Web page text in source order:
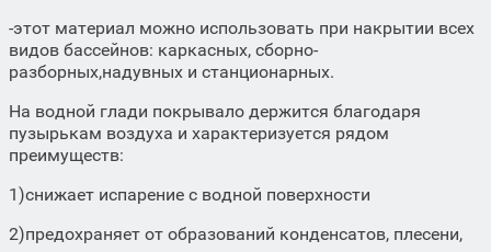
-этот материал можно использовать при накрытии всех
видов бассейнов: каркасных, сборно-
разборных,надувных и станционарных.
На водной глади покрывало держится благодаря
пузырькам воздуха и характеризуется рядом
преимуществ:
1)снижает испарение с водной поверхности
2)предохраняет от образований конденсатов, плесени,